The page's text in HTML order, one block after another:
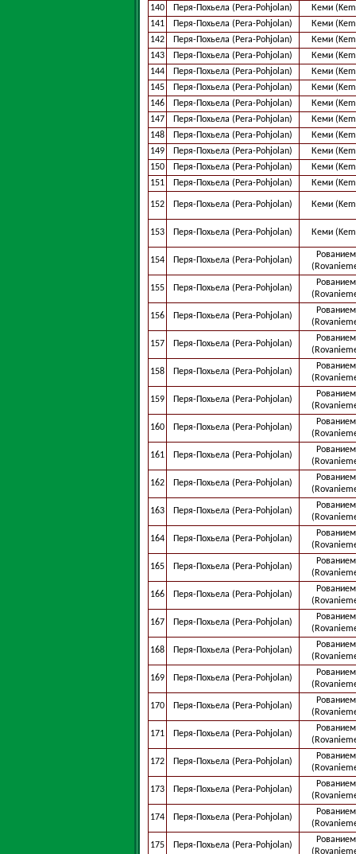
140
Перя-Похьела (Pera-Pohjolan)
Кеми
141
Перя-Похьела (Pera-Pohjolan)
Кеми
142
Перя-Похьела (Pera-Pohjolan)
Кеми
143
Перя-Похьела (Pera-Pohjolan)
Кеми
144
Перя-Похьела (Pera-Pohjolan)
Кеми
145
Перя-Похьела (Pera-Pohjolan)
Кеми
146
Перя-Похьела (Pera-Pohjolan)
Кеми
147
Перя-Похьела (Pera-Pohjolan)
Кеми
148
Перя-Похьела (Pera-Pohjolan)
Кеми
149
Перя-Похьела (Pera-Pohjolan)
Кеми
150
Перя-Похьела (Pera-Pohjolan)
Кеми
151
Перя-Похьела (Pera-Pohjolan) Кеми
152 Перя-Похьела (Pera-Pohjolan) Кеми
153 Перя-Похьела (Pera-Pohjolan) Кеми
154 Перя-Похьела (Pera-Pohjolan)
155 Перя-Похьела (Pera-Pohjolan)
156 Перя-Похьела (Pera-Pohjolan)
157 Перя-Похьела (Pera-Pohjolan)
158 Перя-Похьела (Pera-Pohjolan)
159 Перя-Похьела (Pera-Pohjolan)
160 Перя-Похьела (Pera-Pohjolan)
161 Перя-Похьела (Pera-Pohjolan)
162 Перя-Похьела (Pera-Pohjolan)
163 Перя-Похьела (Pera-Pohjolan)
164 Перя-Похьела (Pera-Pohjolan)
165 Перя-Похьела (Pera-Pohjolan)
166 Перя-Похьела (Pera-Pohjolan)
167 Перя-Похьела (Pera-Pohjolan)
168 Перя-Похьела (Pera-Pohjolan)
169 Перя-Похьела (Pera-Pohjolan)
170 Перя-Похьела (Pera-Pohjolan)
171 Перя-Похьела (Pera-Pohjolan)
172 Перя-Похьела (Pera-Pohjolan)
173 Перя-Похьела (Pera-Pohjolan)
174 Перя-Похьела (Pera-Pohjolan)
175 Перя-Похьела (Pera-Pohjolan)